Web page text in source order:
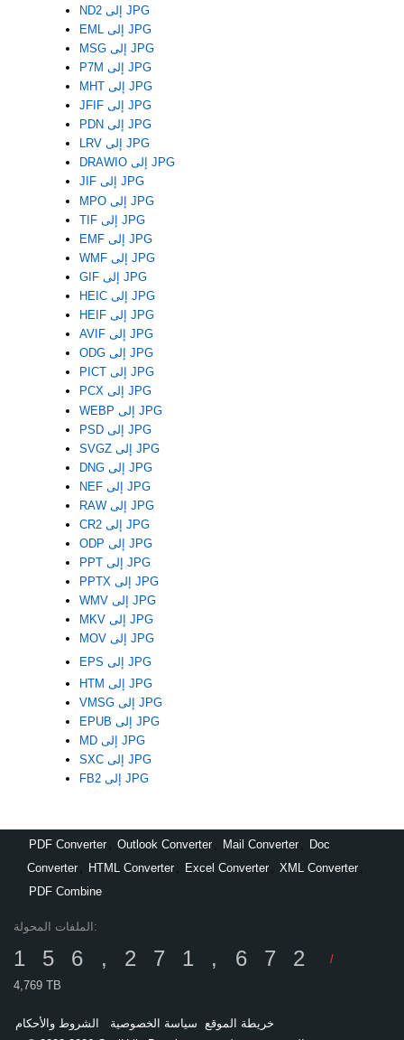
ND2 إلى JPG
EML إلى JPG
MSG إلى JPG
P7M إلى JPG
MHT إلى JPG
JFIF إلى JPG
PDN إلى JPG
LRV إلى JPG
DRAWIO إلى JPG
JIF إلى JPG
MPO إلى JPG
TIF إلى JPG
EMF إلى JPG
WMF إلى JPG
GIF إلى JPG
HEIC إلى JPG
HEIF إلى JPG
AVIF إلى JPG
ODG إلى JPG
PICT إلى JPG
PCX إلى JPG
WEBP إلى JPG
PSD إلى JPG
SVGZ إلى JPG
DNG إلى JPG
NEF إلى JPG
RAW إلى JPG
CR2 إلى JPG
ODP إلى JPG
PPT إلى JPG
PPTX إلى JPG
WMV إلى JPG
MKV إلى JPG
MOV إلى JPG
EPS إلى JPG
HTM إلى JPG
VMSG إلى JPG
EPUB إلى JPG
MD إلى JPG
SXC إلى JPG
FB2 إلى JPG
PDF Converter , Outlook Converter , Mail Converter ,
Doc
Converter , HTML Converter , Excel Converter , XML Converter ,
PDF Combine
الملفات المحولة:
156,271,672
/
4,769 TB
خريطة الموقع سياسة الخصوصية
الشروط والأحكام